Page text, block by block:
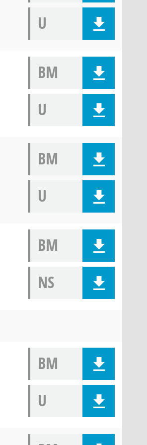
U
BM
U
BM
U
BM
NS
BM
U